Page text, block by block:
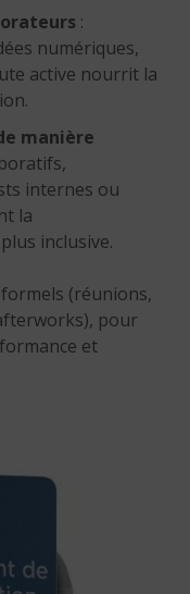
:
numériques,
active nourrit la
manière
internes ou
la
inclusive.
(réunions,
pour
et